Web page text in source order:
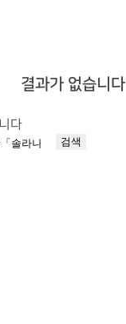
결과가 없습니다
다